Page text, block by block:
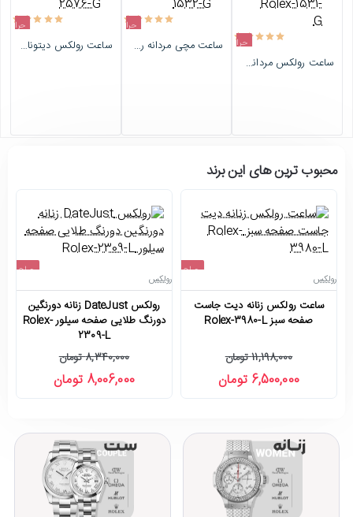
حراج
اتمام موجودی
ساعت رولکس مردانه مدل دیتونا بند رابر رزگلد Rolex-1531-G
حراج
اتمام موجودی
ساعت مچی مردانه رولکس دیتونا رزگلد بند رابر Rolex-1532-G
حراج
اتمام موجودی
ساعت رولکس دیتونا مردانه طلایی مشکی Rolex-2576-G
محبوب ترین های این برند
حراج
-42%
رولکس
ساعت رولکس زنانه دیت جاست
صفحه سبز Rolex-3980-L
6,500,000 تومان
11,198,000 تومان
حراج
-4%
رولکس
رولکس DateJust زنانه دورنگین
دورنگ طلایی صفحه سیلور Rolex-
2309-L
8,006,000 تومان
8,340,000 تومان